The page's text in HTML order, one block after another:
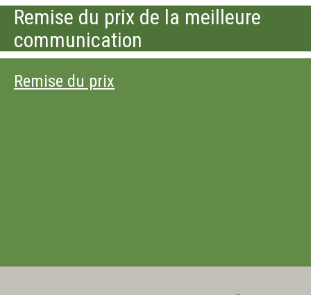
Remise du prix de la meilleure
communication
Remise du prix